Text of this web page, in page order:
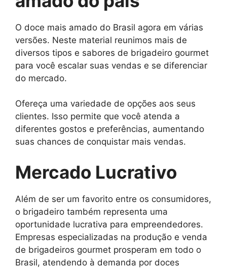
O doce mais amado do Brasil agora em várias
versões. Neste material reunimos mais de
diversos tipos e sabores de brigadeiro gourmet
para você escalar suas vendas e se diferenciar
do mercado.
Ofereça uma variedade de opções aos seus
clientes. Isso permite que você atenda a
diferentes gostos e preferências, aumentando
suas chances de conquistar mais vendas.
Mercado Lucrativo
Além de ser um favorito entre os consumidores,
o brigadeiro também representa uma
oportunidade lucrativa para empreendedores.
Empresas especializadas na produção e venda
de brigadeiros gourmet prosperam em todo o
Brasil, atendendo à demanda por doces